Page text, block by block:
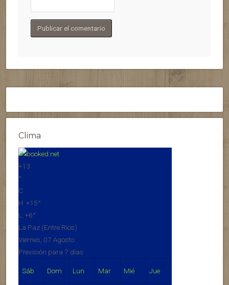
Clima
+13
°
C
H: +15°
L: +6°
La Paz (Entre Rios)
Viernes, 07 Agosto
Previsión para 7 días
Sáb Dom Lun Mar Mié Jue